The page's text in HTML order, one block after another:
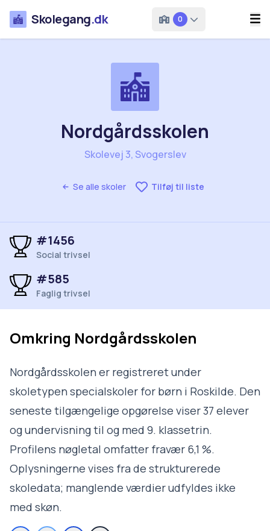
Skolegang.dk 0
Se alle skoler Tilføj til liste
Nordgårdsskolen
Skolevej 3, Svogerslev
#1456
Social trivsel
#585
Faglig trivsel
Omkring Nordgårdsskolen
Nordgårdsskolen er registreret under
skoletypen specialskoler for børn i Roskilde. Den
seneste tilgængelige opgørelse viser 37 elever
og undervisning til og med 9. klassetrin.
Profilens nøgletal omfatter fravær 6,1 %.
Oplysningerne vises fra de strukturerede
skoledata; manglende værdier udfyldes ikke
med skøn.